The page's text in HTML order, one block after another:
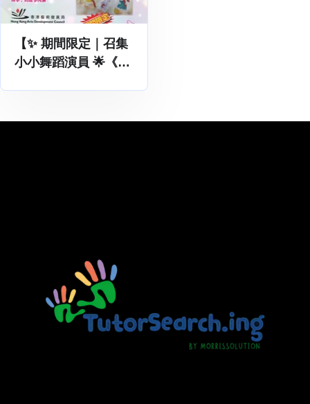
【✨ 期間限定｜召集
小小舞蹈演員 🌟《神